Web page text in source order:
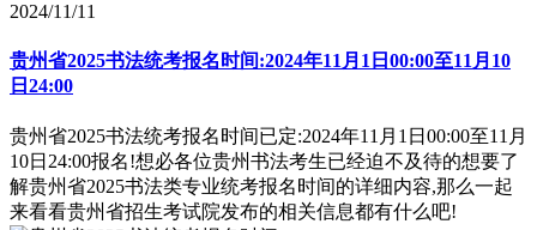
2024/11/11
贵州省2025书法统考报名时间:2024年11月1日00:00至11月10
日24:00
贵州省2025书法统考报名时间已定:2024年11月1日00:00至11月
10日24:00报名!想必各位贵州书法考生已经迫不及待的想要了
解贵州省2025书法类专业统考报名时间的详细内容,那么一起
来看看贵州省招生考试院发布的相关信息都有什么吧!